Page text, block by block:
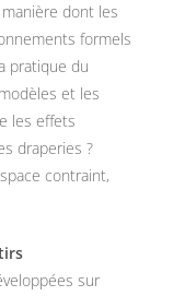
dont les
formels
pratique du
et les
les effets
draperies ?
contraint,
sur